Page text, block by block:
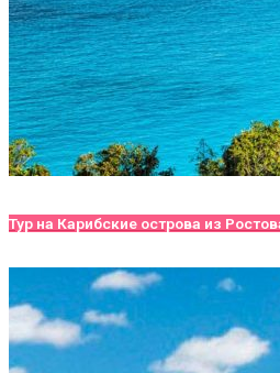
Тур на Карибские острова из